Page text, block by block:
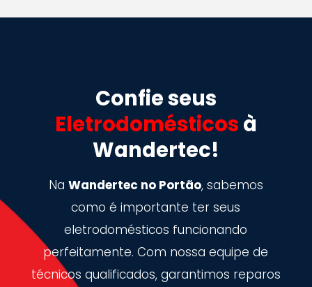
Confie seus
Eletrodomésticos à
Wandertec!
Na Wandertec no Portão, sabemos
como é importante ter seus
eletrodomésticos funcionando
perfeitamente. Com nossa equipe de
técnicos qualificados, garantimos reparos